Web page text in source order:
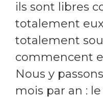
ils sont libres
totalement
totalement
commencent
Nous y
mois par an :